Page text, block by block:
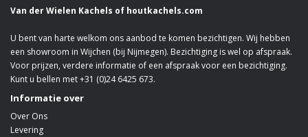
Van der Wielen Kachels of houtkachels.com
U bent van harte welkom ons aanbod te komen bezichtigen. Wij hebben
een showroom in Wijchen (bij Nijmegen). Bezichtiging is wel op afspraak.
Voor prijzen, verdere informatie of een afspraak voor een bezichtiging.
Kunt u bellen met +31 (0)24 6425 673.
Informatie over
Over Ons
Levering